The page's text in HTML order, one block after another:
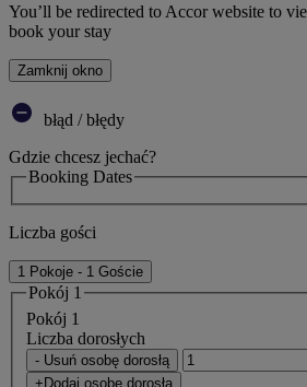
You’ll be redirected to Accor website to
book your stay
Zamknij okno
błąd / błędy
Gdzie chcesz jechać?
Booking Dates
Liczba gości
1 Pokoje - 1 Goście
Pokój 1
Pokój 1
Liczba dorosłych
- Usuń osobę dorosłą
+Dodaj osobę dorosłą